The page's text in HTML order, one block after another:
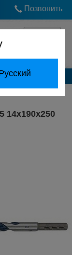
Позвонить
14x190x250